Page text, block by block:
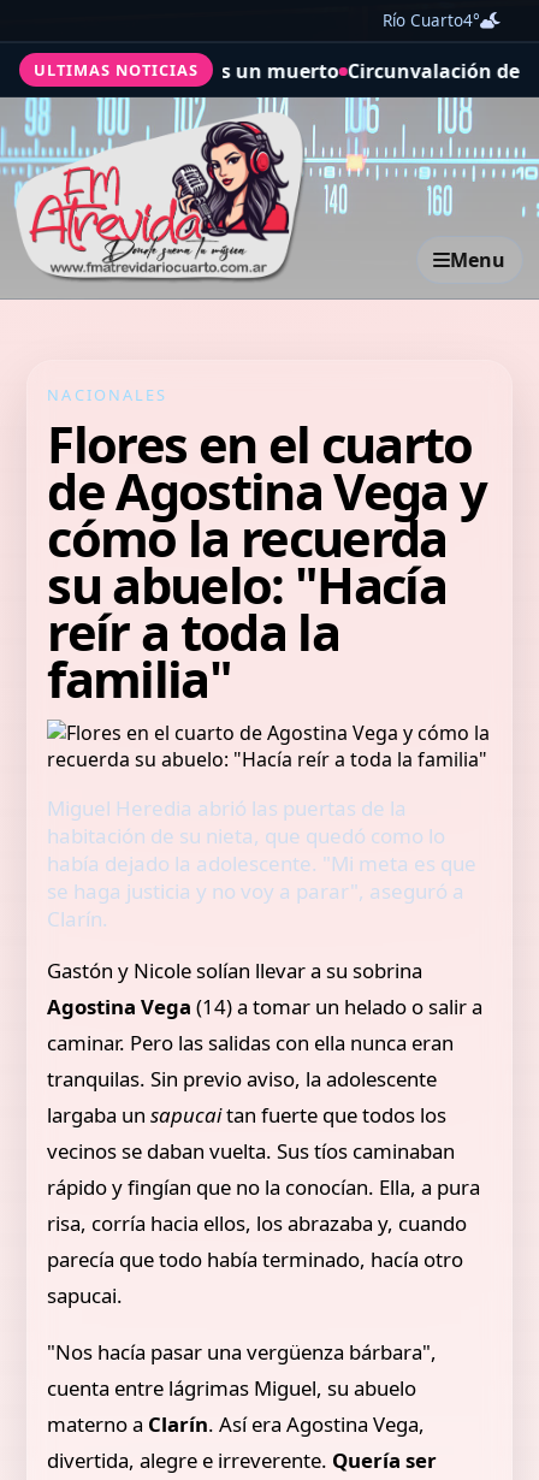
Río Cuarto4°
ULTIMAS NOTICIAS
al menos un muerto Circunvalación de Río Cuarto:
Menu
NACIONALES
Flores en el cuarto
de Agostina Vega y
cómo la recuerda
su abuelo: "Hacía
reír a toda la
familia"
Miguel Heredia abrió las puertas de la
habitación de su nieta, que quedó como lo
había dejado la adolescente. "Mi meta es que
se haga justicia y no voy a parar", aseguró a
Clarín.
Gastón y Nicole solían llevar a su sobrina
Agostina Vega (14) a tomar un helado o salir a
caminar. Pero las salidas con ella nunca eran
tranquilas. Sin previo aviso, la adolescente
largaba unsapucaitan fuerte que todos los
vecinos se daban vuelta. Sus tíos caminaban
rápido y fingían que no la conocían. Ella, a pura
risa, corría hacia ellos, los abrazaba y, cuando
parecía que todo había terminado, hacía otro
sapucai.
"Nos hacía pasar una vergüenza bárbara",
cuenta entre lágrimas Miguel, su abuelo
materno a Clarín. Así era Agostina Vega,
divertida, alegre e irreverente. Quería ser